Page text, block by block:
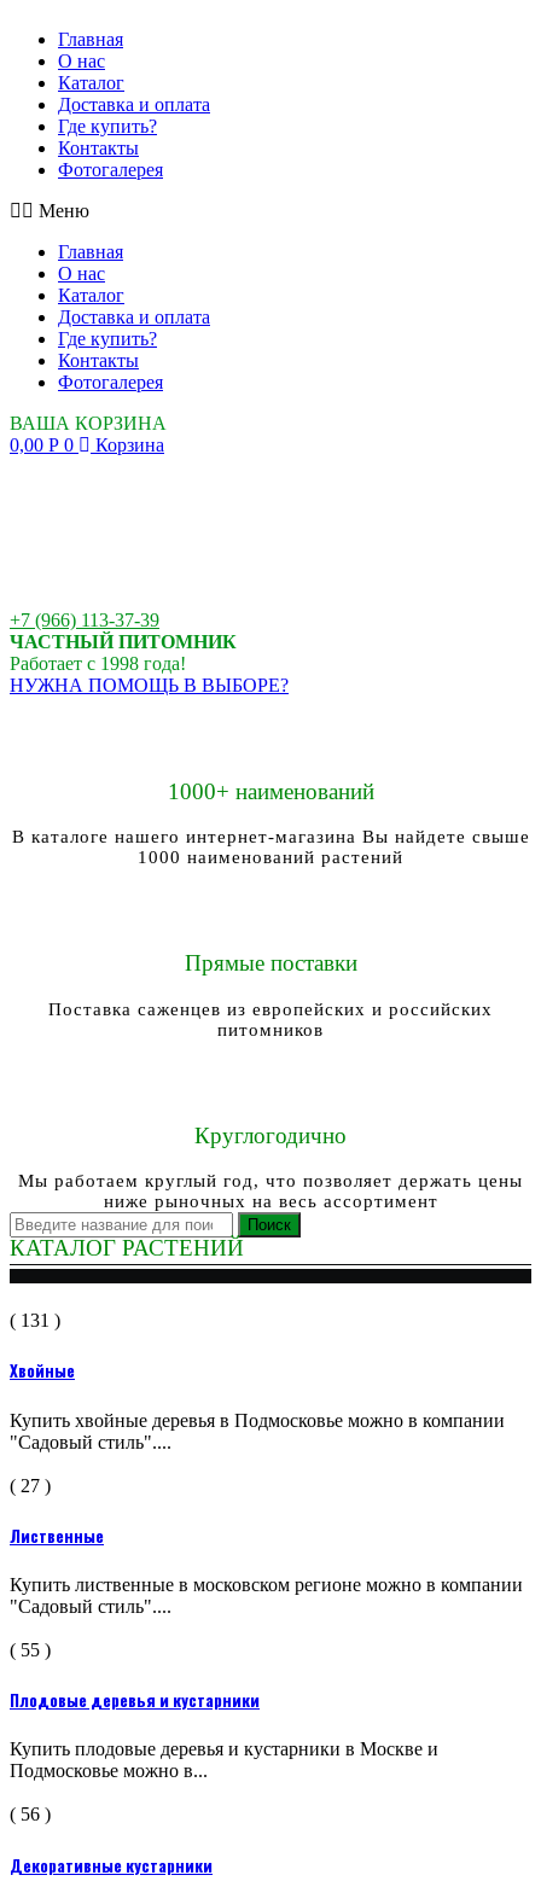
Главная
О нас
Каталог
Доставка и оплата
Где купить?
Контакты
Фотогалерея
Меню
Главная
О нас
Каталог
Доставка и оплата
Где купить?
Контакты
Фотогалерея
ВАША КОРЗИНА
0,00 Р 0 Корзина
+7 (966) 113-37-39
ЧАСТНЫЙ ПИТОМНИК
Работает с 1998 года!
НУЖНА ПОМОЩЬ В ВЫБОРЕ?
1000+ наименований
В каталоге нашего интернет-магазина Вы найдете свыше
1000 наименований растений
Прямые поставки
Поставка саженцев из европейских и российских
питомников
Круглогодично
Мы работаем круглый год, что позволяет держать цены
ниже рыночных на весь ассортимент
Поиск
КАТАЛОГ РАСТЕНИЙ
( 131 )
Хвойные
Купить хвойные деревья в Подмосковье можно в компании
"Садовый стиль"....
( 27 )
Лиственные
Купить лиственные в московском регионе можно в компании
"Садовый стиль"....
( 55 )
Плодовые деревья и кустарники
Купить плодовые деревья и кустарники в Москве и
Подмосковье можно в...
( 56 )
Декоративные кустарники